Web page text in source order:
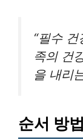
“필수
족의 건
을 내리
순서 방